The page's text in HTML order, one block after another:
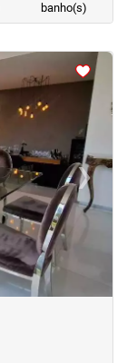
banho(s)
›Next